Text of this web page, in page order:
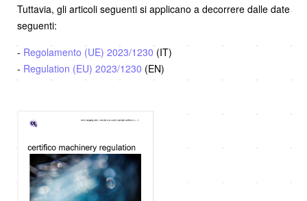
Tuttavia, gli articoli seguenti si applicano a decorrere dalle date
seguenti:
- Regolamento (UE) 2023/1230 (IT)
- Regulation (EU) 2023/1230 (EN)